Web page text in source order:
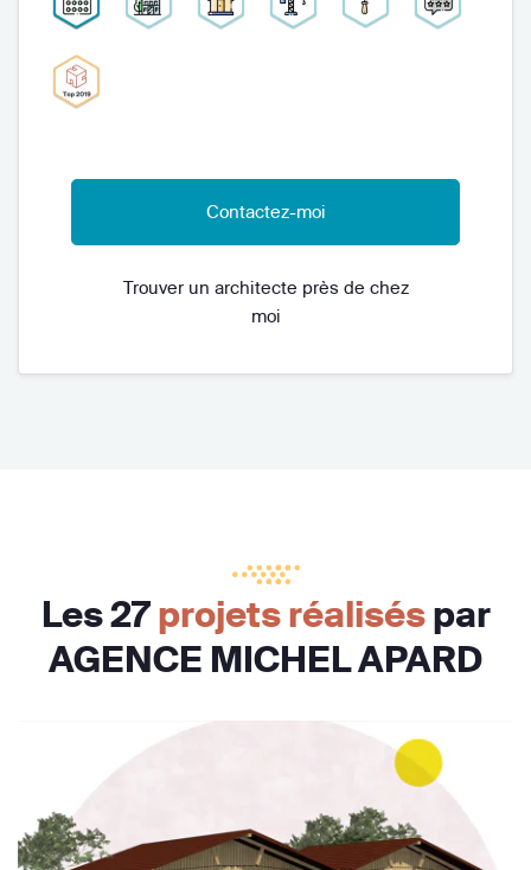
Contactez-moi
Trouver un architecte près de chez
moi
Les 27projets réaliséspar
AGENCE MICHEL APARD